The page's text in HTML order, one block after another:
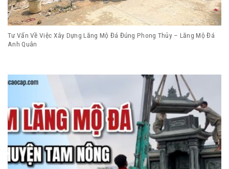
Tư Vấn Về Việc Xây Dựng Lăng Mộ Đá Đúng Phong Thủy – Lăng Mộ Đá
Anh Quân